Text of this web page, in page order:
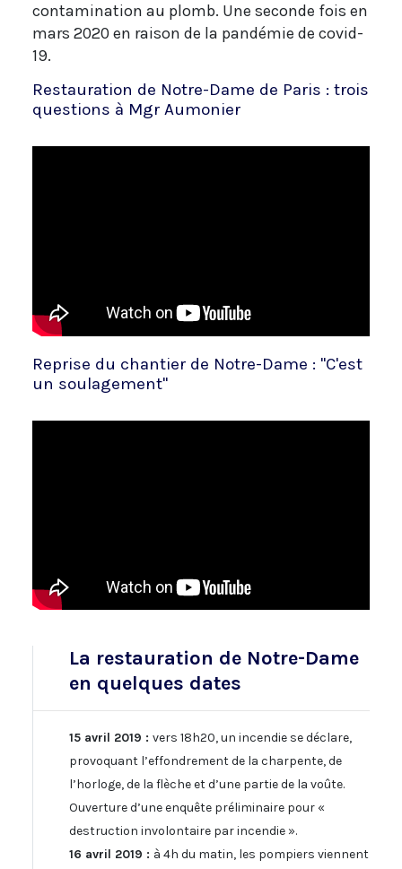
contamination au plomb. Une seconde fois en
mars 2020 en raison de la pandémie de covid-
19.
Restauration de Notre-Dame de Paris : trois
questions à Mgr Aumonier
Reprise du chantier de Notre-Dame : "C'est
un soulagement"
La restauration de Notre-Dame
en quelques dates
15 avril 2019 : vers 18h20, un incendie se déclare,
provoquant l’effondrement de la charpente, de
l’horloge, de la flèche et d’une partie de la voûte.
Ouverture d’une enquête préliminaire pour «
destruction involontaire par incendie ».
16 avril 2019 : à 4h du matin, les pompiers viennent